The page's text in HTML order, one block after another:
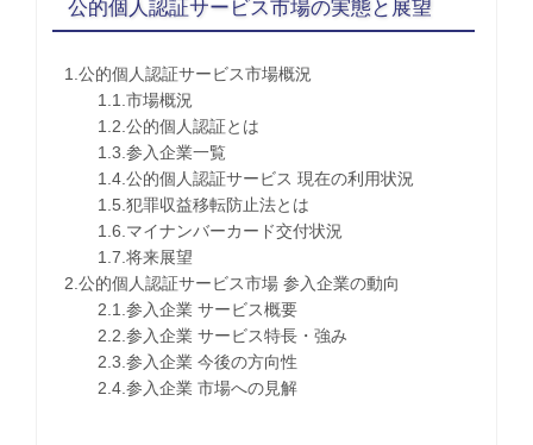
公的個人認証サービス市場の実態と展望
1.公的個人認証サービス市場概況
1.1.市場概況
1.2.公的個人認証とは
1.3.参入企業一覧
1.4.公的個人認証サービス 現在の利用状況
1.5.犯罪収益移転防止法とは
1.6.マイナンバーカード交付状況
1.7.将来展望
2.公的個人認証サービス市場 参入企業の動向
2.1.参入企業 サービス概要
2.2.参入企業 サービス特長・強み
2.3.参入企業 今後の方向性
2.4.参入企業 市場への見解